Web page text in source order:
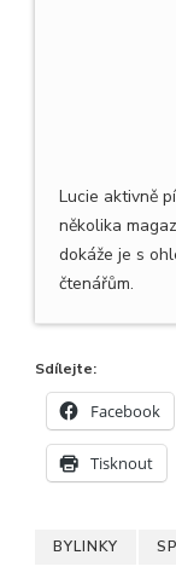
Lucie aktivně
několika
dokáže je s
čtenářům.
Sdílejte:
Facebook
Tisknout
BYLINKY